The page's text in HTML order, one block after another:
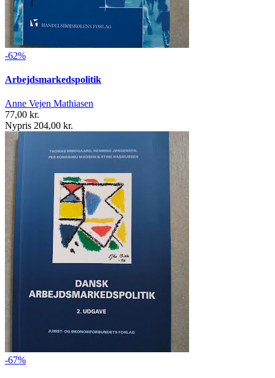
-62%
Arbejdsmarkedspolitik
Anne Vejen Mathiasen
77,00 kr.
Nypris 204,00 kr.
-67%